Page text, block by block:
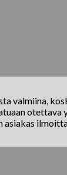
valmiina,